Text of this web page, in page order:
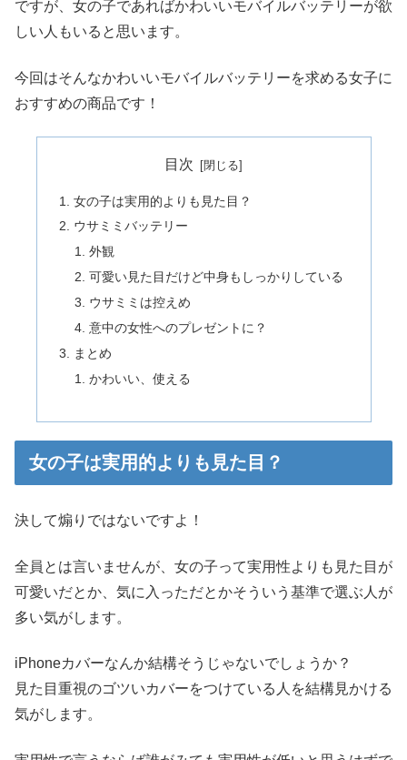
ですが、女の子であればかわいいモバイルバッテリーが欲
しい人もいると思います。
今回はそんなかわいいモバイルバッテリーを求める女子に
おすすめの商品です！
目次
女の子は実用的よりも見た目？
ウサミミバッテリー
外観
可愛い見た目だけど中身もしっかりしている
ウサミミは控えめ
意中の女性へのプレゼントに？
まとめ
かわいい、使える
女の子は実用的よりも見た目？
決して煽りではないですよ！
全員とは言いませんが、女の子って実用性よりも見た目が
可愛いだとか、気に入っただとかそういう基準で選ぶ人が
多い気がします。
iPhoneカバーなんか結構そうじゃないでしょうか？
見た目重視のゴツいカバーをつけている人を結構見かける
気がします。